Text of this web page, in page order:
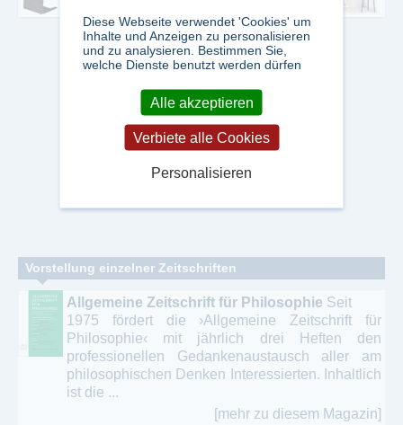
Vorstellung einzelner Zeitschriften
Allgemeine Zeitschrift für Philosophie Seit
1975 fördert die ›Allgemeine Zeitschrift für
Philosophie‹ mit jährlich drei Heften den
professionellen Gedankenaustausch aller am
philosophischen Denken Interessierten. Inhaltlich
ist die ...
[mehr zu diesem Magazin]
Diese Webseite verwendet 'Cookies' um
Inhalte und Anzeigen zu personalisieren
und zu analysieren. Bestimmen Sie,
welche Dienste benutzt werden dürfen
Alle akzeptieren
Verbiete alle Cookies
Personalisieren